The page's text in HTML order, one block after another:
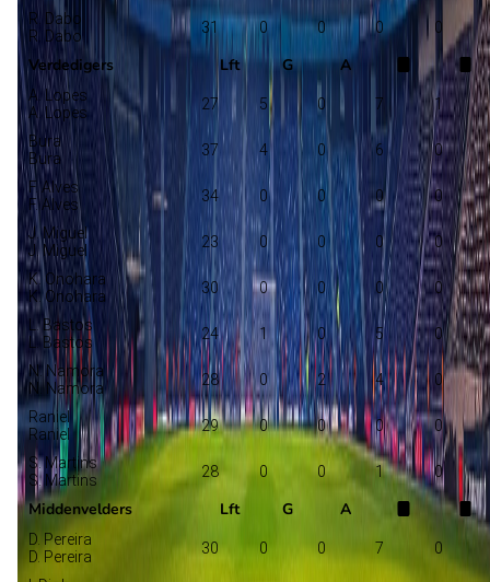
R. Dabo
R. Dabo
31 0 0 0 0
Verdedigers Lft G A
A. Lopes
A. Lopes
27 5 0 7 1
Bura
Bura
37 4 0 6 0
F. Alves
F. Alves
34 0 0 0 0
J. Miguel
J. Miguel
23 0 0 0 0
K. Onohara
K. Onohara
30 0 0 0 0
L. Bastos
L. Bastos
24 1 0 5 0
N. Namora
N. Namora
28 0 2 4 0
Raniel
Raniel
29 0 0 0 0
S. Martins
S. Martins
28 0 0 1 0
Middenvelders Lft G A
D. Pereira
D. Pereira
30 0 0 7 0